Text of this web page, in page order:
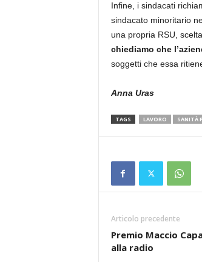
Infine, i sindacati
sindacato minoritario
una propria RSU,
chiediamo che
soggetti che essa
Anna Uras
TAGS LAVORO SANITÀ
Articolo precedente
Premio Maccio
alla radio